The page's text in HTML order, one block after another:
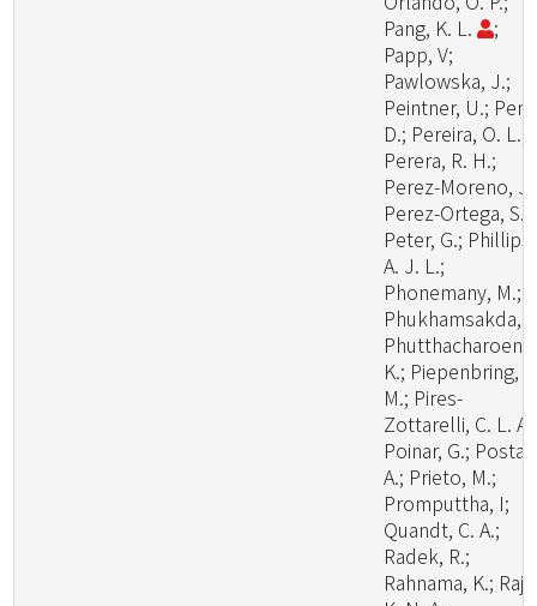
Pang, K. L.
;
Papp, V;
Pawlowska, J.;
Peintner, U.;
D.; Pereira, O. L.;
Perera, R. H.;
Perez-Moreno,
Perez-Ortega, S.;
Peter, G.; Phillips,
A. J. L.;
Phonemany, M.;
Phukhamsakda,
Phutthacharoen,
K.; Piepenbring,
M.; Pires-
Zottarelli, C. L. A.;
Poinar, G.; Posta,
A.; Prieto, M.;
Promputtha, I;
Quandt, C. A.;
Radek, R.;
Rahnama, K.; Raj,